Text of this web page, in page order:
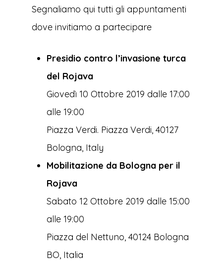
Segnaliamo qui tutti gli appuntamenti
dove invitiamo a partecipare
Presidio contro l’invasione turca
del Rojava
Giovedì 10 Ottobre 2019 dalle 17:00
alle 19:00
Piazza Verdi. Piazza Verdi, 40127
Bologna, Italy
Mobilitazione da Bologna per il
Rojava
Sabato 12 Ottobre 2019 dalle 15:00
alle 19:00
Piazza del Nettuno, 40124 Bologna
BO, Italia